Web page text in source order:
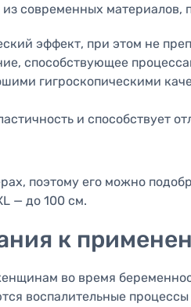
современных
эффект, при этом не
способствующее
гигроскопическими
и способствует
поэтому его можно
— до 100 см.
к
во время
воспалительные